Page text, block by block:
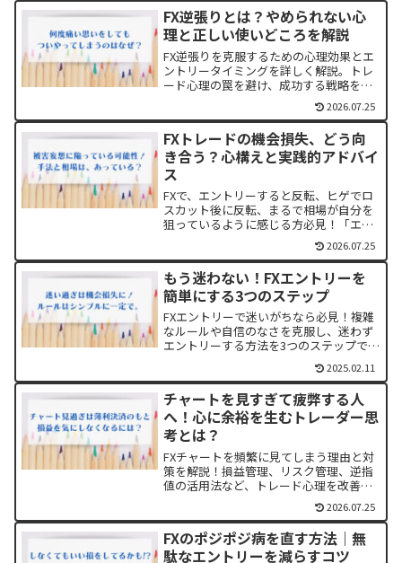
FX逆張りとは？やめられない心
理と正しい使いどころを解説
FX逆張りを克服するための心理効果とエ
ントリータイミングを詳しく解説。トレ
ード心理の罠を避け、成功する戦略を身
につける方法を学びましょう。チャート
パターンの活用やリスク管理のコツも紹
介！
2026.07.25
FXトレードの機会損失、どう向
き合う？心構えと実践的アドバイ
ス
FXで、エントリーすると反転、ヒゲでロ
スカット後に反転、まるで相場が自分を
狙っているように感じる方必見！「エン
トリーや決済後の逆行を気にしなくな
る」ためのアドバイスをご紹介します。
2026.07.25
もう迷わない！FXエントリーを
簡単にする3つのステップ
FXエントリーで迷いがちなら必見！複雑
なルールや自信のなさを克服し、迷わず
エントリーする方法を3つのステップで解
説します。ルールの簡潔化、過去検証、
トレードノートの活用で、あなたのトレ
ードを変えるヒントが満載です！
2025.02.11
チャートを見すぎて疲弊する人
へ！心に余裕を生むトレーダー思
考とは？
FXチャートを頻繁に見てしまう理由と対
策を解説！損益管理、リスク管理、逆指
値の活用法など、トレード心理を改善し
てチャートの監視を減らす具体的な方法
を紹介します。トレードノートの活用法
も含めて、効果的なトレードを目指しま
しょう。
2026.07.25
FXのポジポジ病を直す方法｜無
駄なエントリーを減らすコツ